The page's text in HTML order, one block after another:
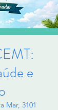
e
Mar, 3101